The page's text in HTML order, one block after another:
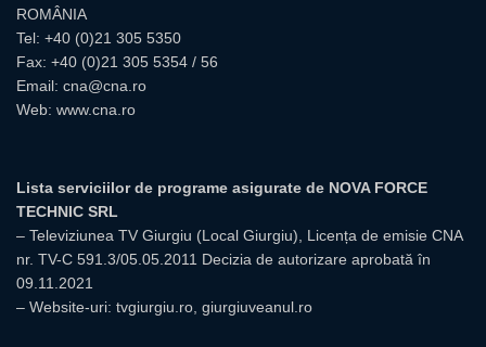
ROMÂNIA
Tel: +40 (0)21 305 5350
Fax: +40 (0)21 305 5354 / 56
Email: cna@cna.ro
Web: www.cna.ro
Lista serviciilor de programe asigurate de NOVA FORCE
TECHNIC SRL
– Televiziunea TV Giurgiu (Local Giurgiu), Licența de emisie CNA
nr. TV-C 591.3/05.05.2011 Decizia de autorizare aprobată în
09.11.2021
– Website-uri: tvgiurgiu.ro, giurgiuveanul.ro